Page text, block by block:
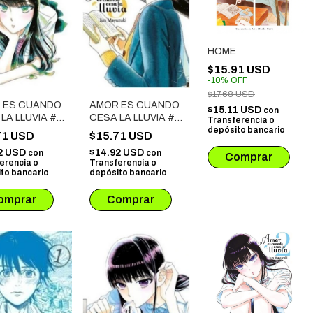
ES CUANDO
LLUVIA #
USD
USD con
o
bancario
AMOR ES CUANDO
CESA LA LLUVIA #
05
$15.71 USD
$14.92 USD con
Transferencia o
depósito bancario
HOME
$15.91 USD
-10% OFF
$17.68 USD
$15.11 USD con
Transferencia o
depósito bancario